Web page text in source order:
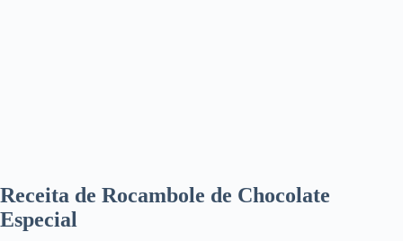
Receita de Rocambole de Chocolate
Especial